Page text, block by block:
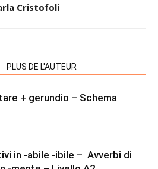
Cristofoli
PLUS DE L'AUTEUR
+ gerundio – Schema
in -abile -ibile – Avverbi di